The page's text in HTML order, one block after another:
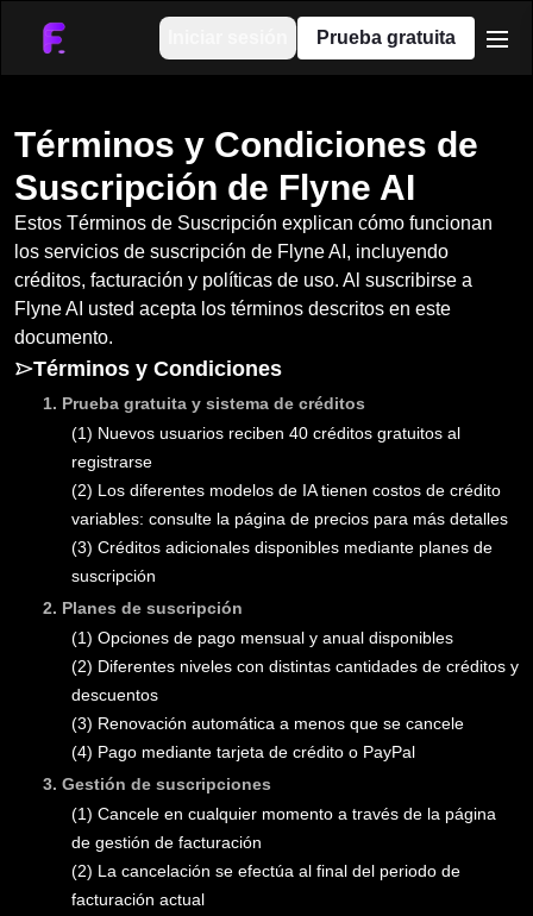
Prueba gratuita
Términos y Condiciones de
Suscripción de Flyne AI
Estos Términos de Suscripción explican cómo funcionan
los servicios de suscripción de Flyne AI, incluyendo
créditos, facturación y políticas de uso. Al suscribirse a
Flyne AI usted acepta los términos descritos en este
documento.
Términos y Condiciones
1. Prueba gratuita y sistema de créditos
(1) Nuevos usuarios reciben 40 créditos gratuitos al
registrarse
(2) Los diferentes modelos de IA tienen costos de crédito
variables: consulte la página de precios para más detalles
(3) Créditos adicionales disponibles mediante planes de
suscripción
2. Planes de suscripción
(1) Opciones de pago mensual y anual disponibles
(2) Diferentes niveles con distintas cantidades de créditos y
descuentos
(3) Renovación automática a menos que se cancele
(4) Pago mediante tarjeta de crédito o PayPal
3. Gestión de suscripciones
(1) Cancele en cualquier momento a través de la página
de gestión de facturación
(2) La cancelación se efectúa al final del periodo de
facturación actual